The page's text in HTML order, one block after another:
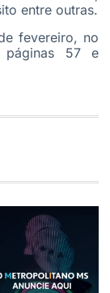
entre outras.
fevereiro, no
57 e